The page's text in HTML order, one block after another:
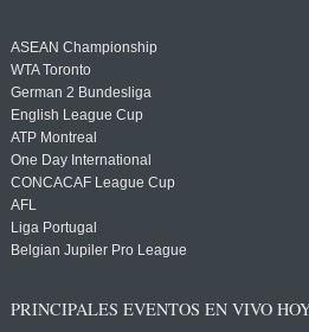
ASEAN Championship
WTA Toronto
German 2 Bundesliga
English League Cup
ATP Montreal
One Day International
CONCACAF League Cup
AFL
Liga Portugal
Belgian Jupiler Pro League
PRINCIPALES EVENTOS EN VIVO